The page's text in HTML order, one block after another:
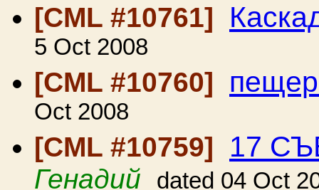
[CML #10761]
5 Oct 2008
[CML #10760]
Oct 2008
[CML #10759]
17
Генадий dated 04 Oct